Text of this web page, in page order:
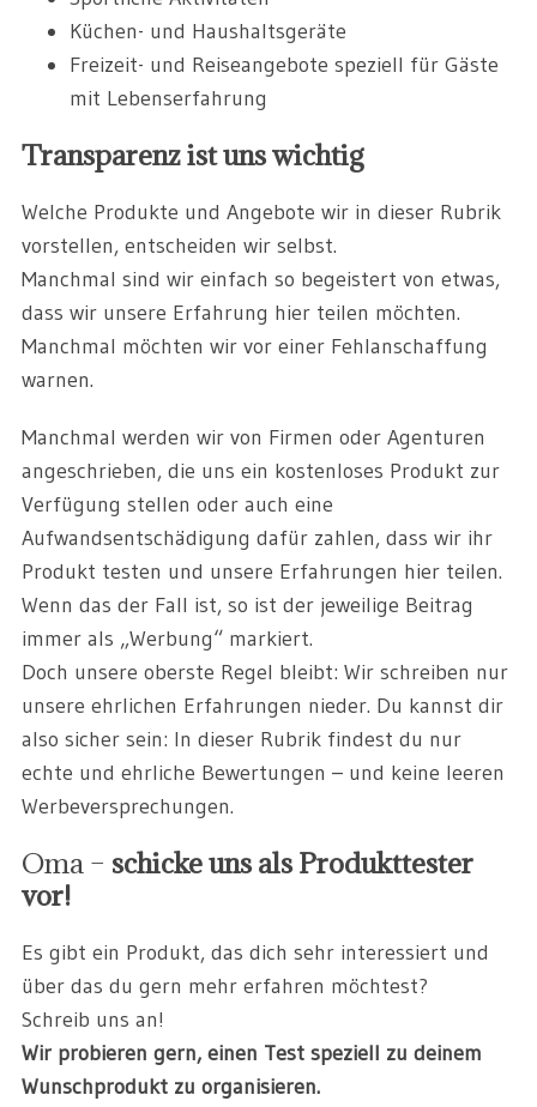
Küchen- und Haushaltsgeräte
Freizeit- und Reiseangebote speziell für Gäste
mit Lebenserfahrung
Transparenz ist uns wichtig
Welche Produkte und Angebote wir in dieser Rubrik
vorstellen, entscheiden wir selbst.
Manchmal sind wir einfach so begeistert von etwas,
dass wir unsere Erfahrung hier teilen möchten.
Manchmal möchten wir vor einer Fehlanschaffung
warnen.
Manchmal werden wir von Firmen oder Agenturen
angeschrieben, die uns ein kostenloses Produkt zur
Verfügung stellen oder auch eine
Aufwandsentschädigung dafür zahlen, dass wir ihr
Produkt testen und unsere Erfahrungen hier teilen.
Wenn das der Fall ist, so ist der jeweilige Beitrag
immer als „Werbung“ markiert.
Doch unsere oberste Regel bleibt: Wir schreiben nur
unsere ehrlichen Erfahrungen nieder. Du kannst dir
also sicher sein: In dieser Rubrik findest du nur
echte und ehrliche Bewertungen – und keine leeren
Werbeversprechungen.
Oma – schicke uns als Produkttester
vor!
Es gibt ein Produkt, das dich sehr interessiert und
über das du gern mehr erfahren möchtest?
Schreib uns an!
Wir probieren gern, einen Test speziell zu deinem
Wunschprodukt zu organisieren.